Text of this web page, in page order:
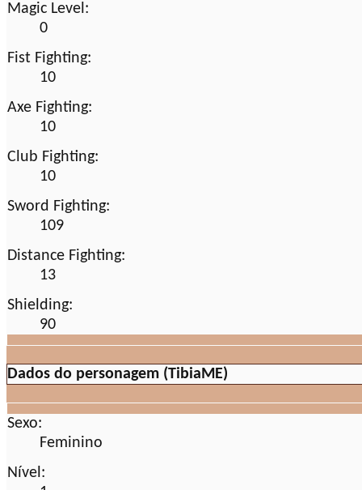
Magic Level:
0
Fist Fighting:
10
Axe Fighting:
10
Club Fighting:
10
Sword Fighting:
109
Distance Fighting:
13
Shielding:
90
Dados do personagem (TibiaME)
Sexo:
Feminino
Nível: